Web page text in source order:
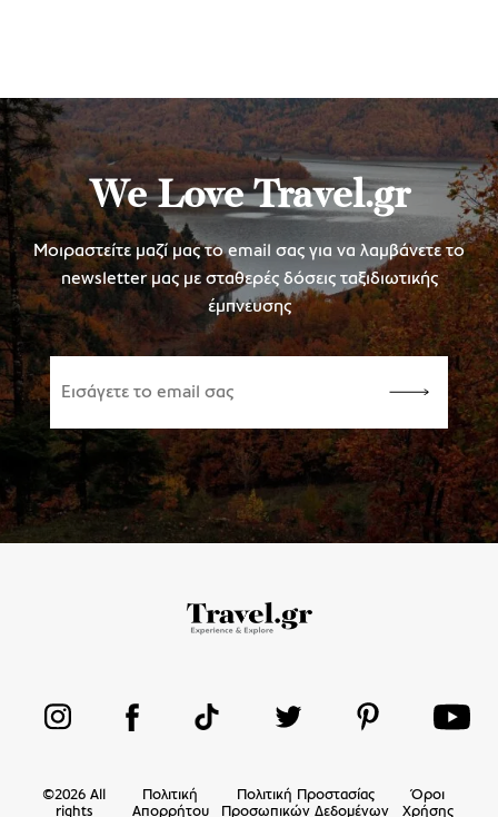
We Love Travel.gr
Μοιραστείτε μαζί μας το email σας για να λαμβάνετε το
newsletter μας με σταθερές δόσεις ταξιδιωτικής
έμπνευσης
©2026 All
rights
Πολιτική
Απορρήτου
Πολιτική Προστασίας
Προσωπικών Δεδομένων
Όροι
Χρήσης